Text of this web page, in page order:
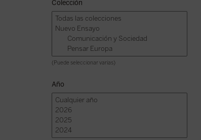
Colección
(Puede seleccionar varias)
Año